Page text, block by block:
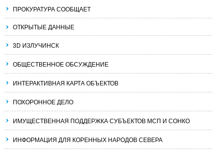
ПРОКУРАТУРА СООБЩАЕТ
ОТКРЫТЫЕ ДАННЫЕ
3D ИЗЛУЧИНСК
ОБЩЕСТВЕННОЕ ОБСУЖДЕНИЕ
ИНТЕРАКТИВНАЯ КАРТА ОБЪЕКТОВ
ПОХОРОННОЕ ДЕЛО
ИМУЩЕСТВЕННАЯ ПОДДЕРЖКА СУБЪЕКТОВ МСП И СОНКО
ИНФОРМАЦИЯ ДЛЯ КОРЕННЫХ НАРОДОВ СЕВЕРА